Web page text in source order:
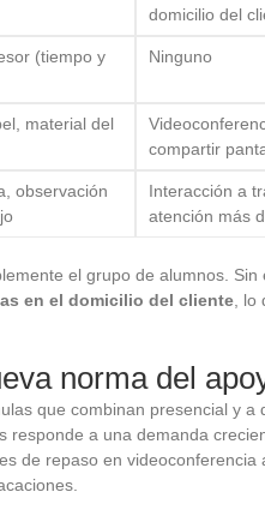
domicilio del
(tiempo y
Ninguno
material del
compartir
observación
Interacción a
atención más
el grupo de alumnos. Sin
en el domicilio del cliente ,
norma del
que combinan presencial y a
responde a una demanda
de repaso en videoconferencia